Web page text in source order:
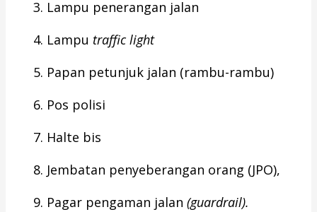
Lampu penerangan jalan
Lampu traffic light
Papan petunjuk jalan (rambu-rambu)
Pos polisi
Halte bis
Jembatan penyeberangan orang (JPO),
Pagar pengaman jalan(guardrail).